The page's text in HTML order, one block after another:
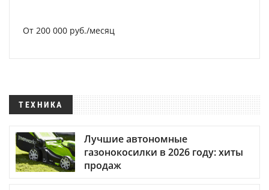
От 200 000 руб./месяц
ТЕХНИКА
Лучшие автономные
газонокосилки в 2026 году: хиты
продаж